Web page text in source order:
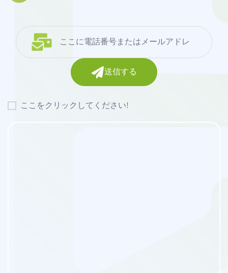
送信する
ここをクリックしてください!